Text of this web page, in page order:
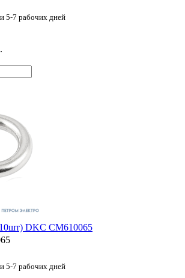
5-7 рабочих дней
DKC CM610065
5-7 рабочих дней